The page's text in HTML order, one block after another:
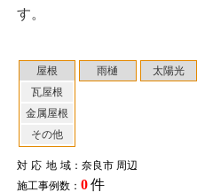
屋根
瓦屋根
金属屋根
その他
雨樋 太陽光
対応地域：奈良市 周辺
施工事例数： 0件
す。